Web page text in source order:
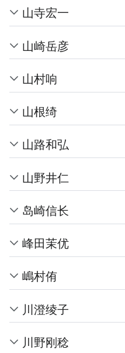
山寺宏一
山崎岳彦
山村响
山根绮
山路和弘
山野井仁
岛崎信长
峰田茉优
嶋村侑
川澄绫子
川野刚稔